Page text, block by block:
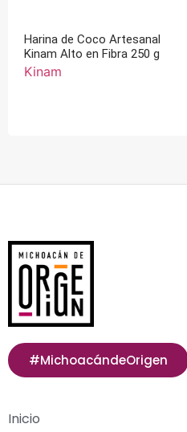
Harina de Coco Artesanal
Kinam Alto en Fibra 250 g
Kinam
#MichoacándeOrigen
Inicio